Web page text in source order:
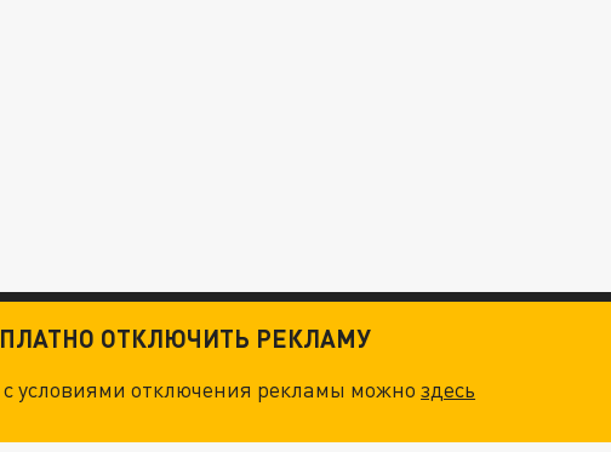
ОТКЛЮЧИТЬ РЕКЛАМУ
с условиями отключения рекламы можноздесь